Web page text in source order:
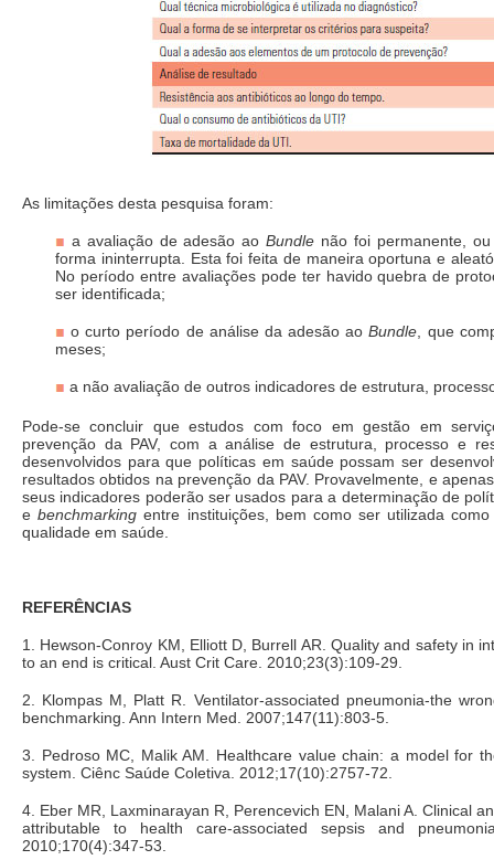
As limitações desta pesquisa foram:
a avaliação de adesão aoBundle não foi permanente,
forma ininterrupta. Esta foi feita de maneira oportuna e
No período entre avaliações pode ter havido quebra de
ser identificada;
o curto período de análise da adesão aoBundle , que
meses;
a não avaliação de outros indicadores de estrutura,
Pode-se concluir que estudos com foco em gestão em
prevenção da PAV, com a análise de estrutura, processo e
desenvolvidos para que políticas em saúde possam ser
resultados obtidos na prevenção da PAV. Provavelmente, e
seus indicadores poderão ser usados para a determinação de
ebenchmarking entre instituições, bem como ser utilizada
qualidade em saúde.
REFERÊNCIAS
1. Hewson-Conroy KM, Elliott D, Burrell AR. Quality and safety in
to an end is critical. Aust Crit Care. 2010;23(3):109-29.
2. Klompas M, Platt R. Ventilator-associated pneumonia-the
benchmarking. Ann Intern Med. 2007;147(11):803-5.
3. Pedroso MC, Malik AM. Healthcare value chain: a model for
system. Ciênc Saúde Coletiva. 2012;17(10):2757-72.
4. Eber MR, Laxminarayan R, Perencevich EN, Malani A. Clinical
attributable to health care-associated sepsis and
2010;170(4):347-53.